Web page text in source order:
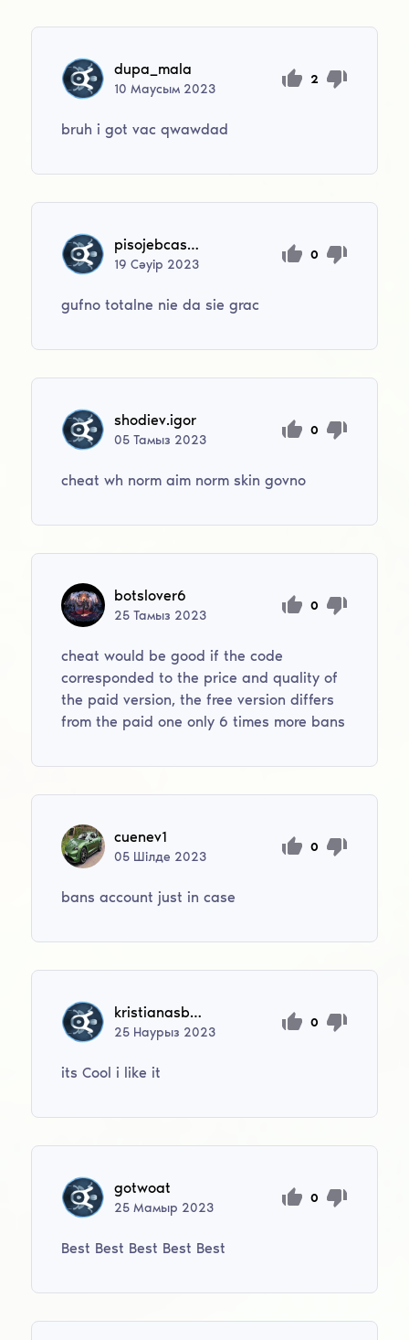
dupa_mala
10Маусым 2023
2
bruh i got vac qwawdad
pisojebcaszef
19Сәуір 2023
0
gufno totalne nie da sie grac
shodiev.igor
05Тамыз 2023
0
cheat wh norm aim norm skin govno
botslover6
25Тамыз 2023
0
cheat would be good if the code
corresponded to the price and quality of
the paid version, the free version differs
from the paid one only 6 times more bans
cuenev1
05 Шілде 2023
0
bans account just in case
kristianasburga
25 Наурыз 2023
0
its Cool i like it
gotwoat
25Мамыр 2023
0
Best Best Best Best Best